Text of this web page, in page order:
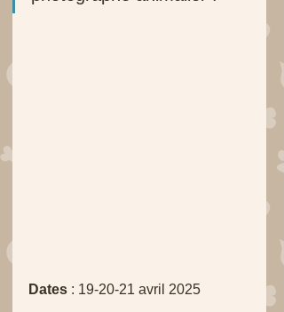
Dates : 19-20-21 avril 2025